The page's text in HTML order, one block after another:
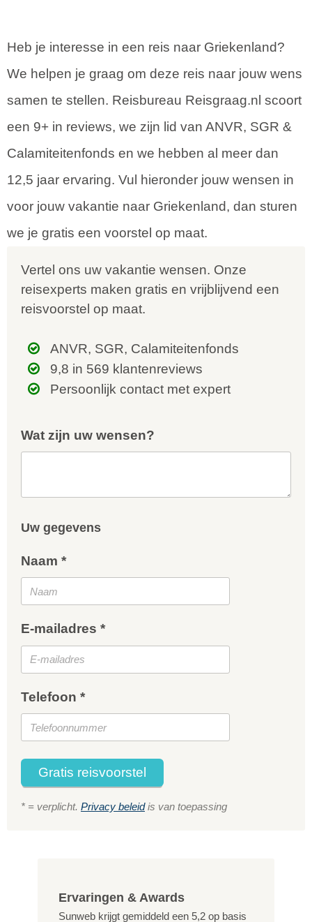
Heb je interesse in een reis naar Griekenland?
We helpen je graag om deze reis naar jouw wens
samen te stellen. Reisbureau Reisgraag.nl scoort
een 9+ in reviews, we zijn lid van ANVR, SGR &
Calamiteitenfonds en we hebben al meer dan
12,5 jaar ervaring. Vul hieronder jouw wensen in
voor jouw vakantie naar Griekenland, dan sturen
we je gratis een voorstel op maat.
Vertel ons uw vakantie wensen. Onze
reisexperts maken gratis en vrijblijvend een
reisvoorstel op maat.
ANVR, SGR, Calamiteitenfonds
9,8 in 569 klantenreviews
Persoonlijk contact met expert
Wat zijn uw wensen?
Uw gegevens
Naam *
E-mailadres *
Telefoon *
Gratis reisvoorstel
* = verplicht. Privacy beleidis van toepassing
Ervaringen & Awards
Sunweb krijgt gemiddeld een 5,2 op basis